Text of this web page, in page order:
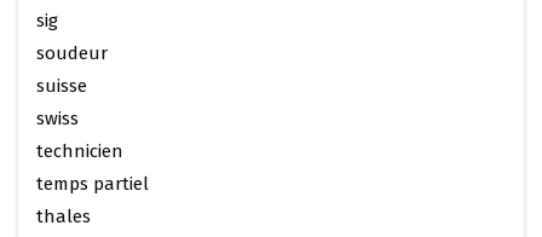
sig
soudeur
suisse
swiss
technicien
temps partiel
thales